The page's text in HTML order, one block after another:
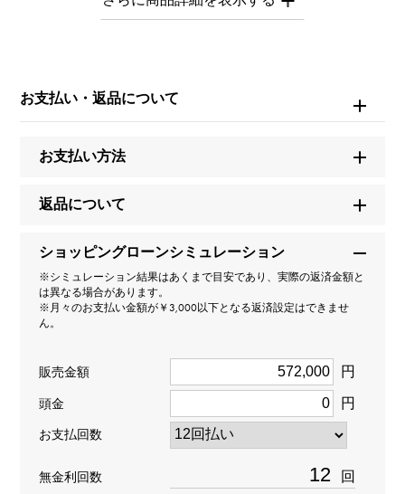
ユキザキセレクトジュエリー
テニス
タイプ
ブレスレット
材質
ダイヤモンド 約1.500ct
重量
お支払い・返品について
お支払い方法
返品について
ショッピングローンシミュレーション
※シミュレーション結果はあくまで目安であり、実際の返済金額と
は異なる場合があります。
※月々のお支払い金額が￥3,000以下となる返済設定はできませ
ん。
販売金額 円
頭金 円
お支払回数
無金利回数 回